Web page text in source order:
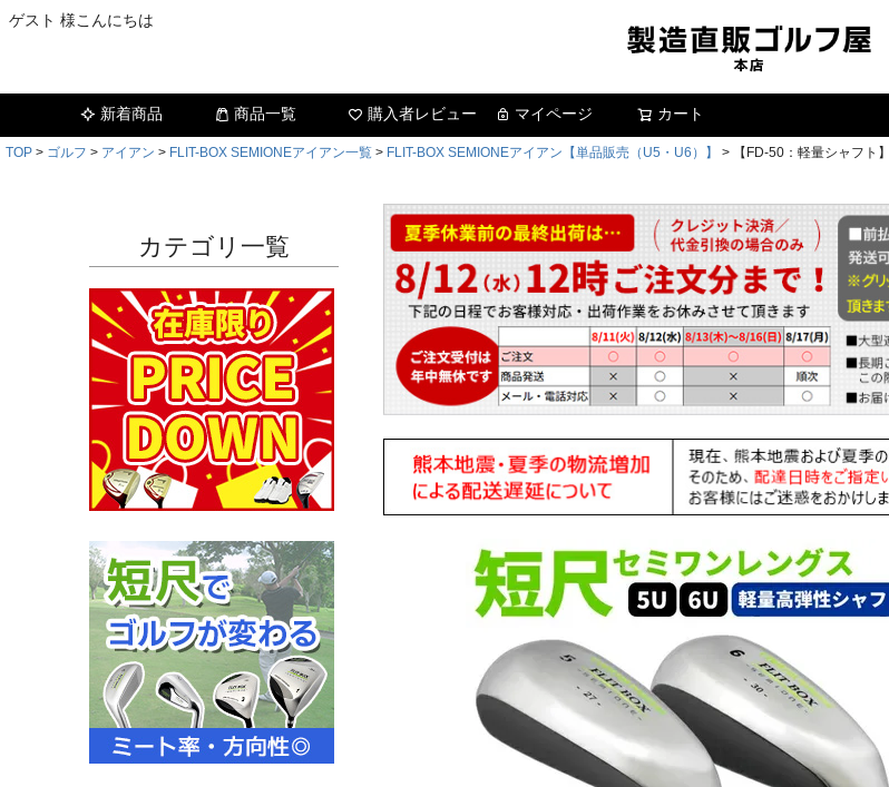
ゲスト 様こんにちは
新着商品 商品一覧 購入者レビュー マイページ カート
TOP ゴルフ アイアン FLIT-BOX SEMIONEアイアン一覧 FLIT-BOX SEMIONEアイアン【単品販売（U5・U6）】 【FD-50：軽量シャフト
カテゴリ一覧